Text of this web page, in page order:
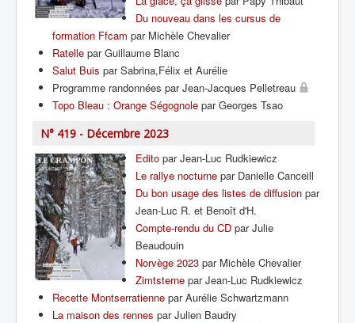
Du nouveau dans les cursus de
formation Ffcam par Michèle Chevalier
Ratelle par Guillaume Blanc
Salut Buis par Sabrina,Félix et Aurélie
Programme randonnées par Jean-Jacques Pelletreau
Topo Bleau : Orange Ségognole par Georges Tsao
N° 419 - Décembre 2023
Edito par Jean-Luc Rudkiewicz
Le rallye nocturne par Danielle Canceill
Du bon usage des listes de diffusion par
Jean-Luc R. et Benoît d'H.
Compte-rendu du CD par Julie
Beaudouin
Norvège 2023 par Michèle Chevalier
Zimtsterne par Jean-Luc Rudkiewicz
Recette Montserratienne par Aurélie Schwartzmann
La maison des rennes par Julien Baudry